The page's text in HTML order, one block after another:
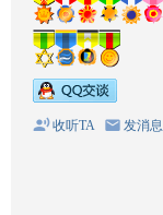
收听TA 发消息